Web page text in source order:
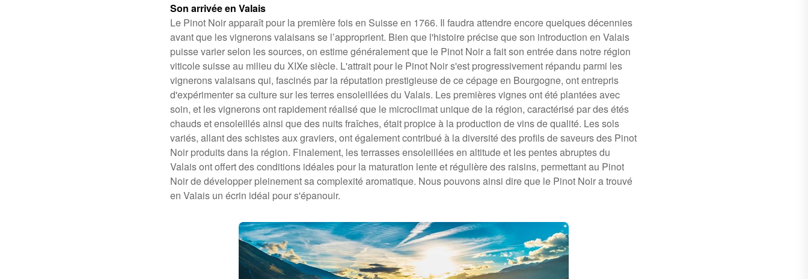
Son arrivée en Valais
Le Pinot Noir apparaît pour la première fois en Suisse en 1766. Il faudra attendre encore quelques décennies
avant que les vignerons valaisans se l’approprient. Bien que l'histoire précise que son introduction en Valais
puisse varier selon les sources, on estime généralement que le Pinot Noir a fait son entrée dans notre région
viticole suisse au milieu du XIXe siècle. L'attrait pour le Pinot Noir s'est progressivement répandu parmi les
vignerons valaisans qui, fascinés par la réputation prestigieuse de ce cépage en Bourgogne, ont entrepris
d'expérimenter sa culture sur les terres ensoleillées du Valais. Les premières vignes ont été plantées avec
soin, et les vignerons ont rapidement réalisé que le microclimat unique de la région, caractérisé par des étés
chauds et ensoleillés ainsi que des nuits fraîches, était propice à la production de vins de qualité. Les sols
variés, allant des schistes aux graviers, ont également contribué à la diversité des profils de saveurs des Pinot
Noir produits dans la région. Finalement, les terrasses ensoleillées en altitude et les pentes abruptes du
Valais ont offert des conditions idéales pour la maturation lente et régulière des raisins, permettant au Pinot
Noir de développer pleinement sa complexité aromatique. Nous pouvons ainsi dire que le Pinot Noir a trouvé
en Valais un écrin idéal pour s'épanouir.